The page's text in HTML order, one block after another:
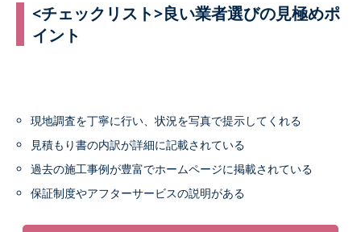
<チェックリスト>良い業者選びの見極めポ
イント
現地調査を丁寧に行い、状況を写真で提示してくれる
見積もり書の内訳が詳細に記載されている
過去の施工事例が豊富でホームページに掲載されている
保証制度やアフターサービスの説明がある